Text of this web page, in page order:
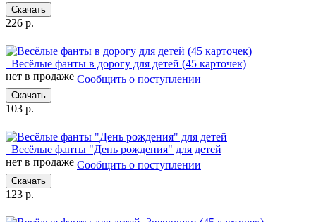
Скачать
226 р.
Весёлые фанты в дорогу для детей (45 карточек)
нет в продаже Сообщить о поступлении
Скачать
103 р.
Весёлые фанты "День рождения" для детей
нет в продаже Сообщить о поступлении
Скачать
123 р.